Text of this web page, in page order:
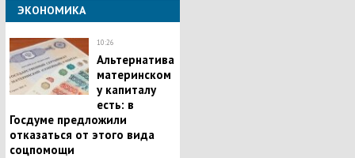
ЭКОНОМИКА
10:26
Альтернатива
материнском
у капиталу
есть: в
Госдуме предложили
отказаться от этого вида
соцпомощи